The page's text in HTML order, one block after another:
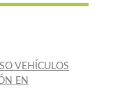
VEHÍCULOS
EN